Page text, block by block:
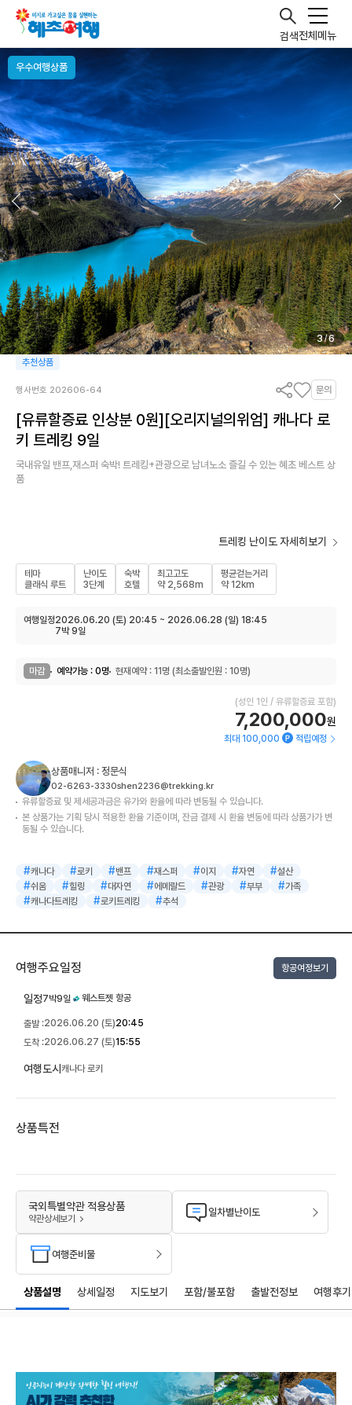
검색전체메뉴
우수여행상품
4/6
추천상품
행사번호 202606-64 문의
[유류할증료 인상분 0원][오리지널의위엄] 캐나다 로
키 트레킹 9일
국내유일 밴프,재스퍼 숙박! 트레킹+관광으로 남녀노소 즐길 수 있는 혜초 베스트 상
품
트레킹 난이도 자세히보기
테마
클래식 루트
난이도
3단계
숙박
호텔
최고고도
약 2,568m
평균걷는거리
약 12km
여행일정2026.06.20 (토) 20:45 ~ 2026.06.28 (일) 18:45
7박 9일
마감 예약가능 : 0명 현재예약 : 11명 (최소출발인원 : 10명)
(성인 1인 / 유류할증료 포함)
7,200,000원
최대 100,000 적립예정
상품매니저 : 정문식
02-6263-3330shen2236@trekking.kr
유류할증료 및 제세공과금은 유가와 환율에 따라 변동될 수 있습니다.
본 상품가는 기획 당시 적용한 환율 기준이며, 잔금 결제 시 환율 변동에 따라 상품가가 변
동될 수 있습니다.
#캐나다 #로키 #밴프 #재스퍼 #이지 #자연 #설산
#쉬움 #힐링 #대자연 #에메랄드 #관광 #부부 #가족
#캐나다트레킹 #로키트레킹 #추석
여행주요일정 항공여정보기
일정7박9일 웨스트젯 항공
출발 :2026.06.20 (토)20:45
도착 :2026.06.27 (토)15:55
여행도시 캐나다 로키
상품특전
국외특별약관 적용상품
약관상세보기
일차별난이도
여행준비물
상품설명 상세일정 지도보기 포함/불포함 출발전정보 여행후기